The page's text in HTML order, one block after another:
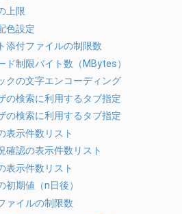
上限
色設定
添付ファイルの制限数
ド制限バイト数（MBytes）
クの文字エンコーディング
の検索に利用するタブ指定
の検索に利用するタブ指定
表示件数リスト
確認の表示件数リスト
表示件数リスト
初期値（n日後）
ァイルの制限数